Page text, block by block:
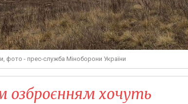
фото - прес-служба Міноборони України
озброєнням хочуть